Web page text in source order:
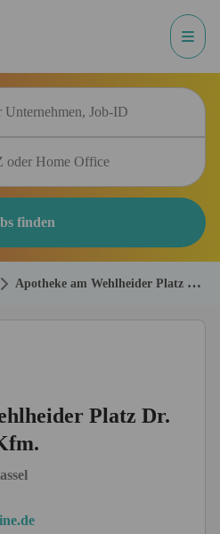
finden
Apotheke am Wehlheider Platz Dr.
Platz Dr.